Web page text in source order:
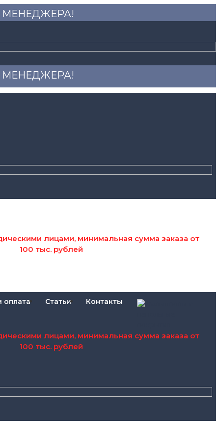
МЕНЕДЖЕРА!
МЕНЕДЖЕРА!
лицами, минимальная сумма заказа от
100 тыс. рублей
оплата Статьи Контакты
лицами, минимальная сумма заказа от
100 тыс. рублей